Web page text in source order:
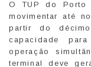
O TUP do Porto
movimentar até
partir do
capacidade
operação
terminal deve